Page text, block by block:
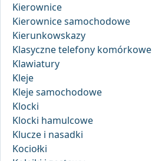
Kierownice
Kierownice samochodowe
Kierunkowskazy
Klasyczne telefony komórkowe
Klawiatury
Kleje
Kleje samochodowe
Klocki
Klocki hamulcowe
Klucze i nasadki
Kociołki